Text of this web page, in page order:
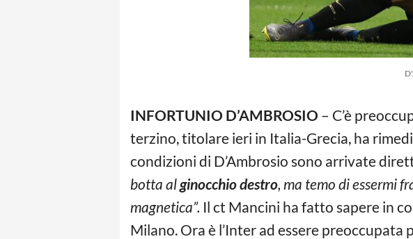
INFORTUNIO D’AMBROSIO – C’è
terzino, titolare ieri in Italia-Grecia, ha
condizioni di D’Ambrosio sono arrivate
botta al ginocchio destro, ma temo di essermi
magnetica”. Il ct Mancini ha fatto sapere in
Milano. Ora è l’Inter ad essere